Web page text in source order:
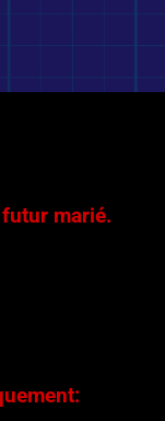
marié.